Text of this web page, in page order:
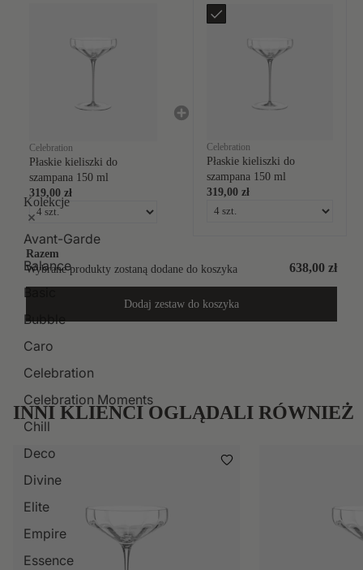
Kolekcje
Avant-Garde
Balance
Basic
Bubble
Caro
Celebration
Celebration Moments
Chill
Deco
Divine
Elite
Empire
Essence
Celebration
Płaskie kieliszki do
szampana 150 ml
319,00 zł
Celebration
Płaskie kieliszki do
szampana 150 ml
319,00 zł
Razem
Wybrane produkty zostaną dodane do koszyka
638,00 zł
Dodaj zestaw do koszyka
INNI KLIENCI OGLĄDALI RÓWNIEŻ